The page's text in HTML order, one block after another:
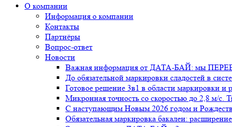
О компании
Информация о компании
Контакты
Партнёры
Вопрос-ответ
Новости
Важная информация от ДАТА-БАЙ: мы
До обязательной маркировки сладостей в
Готовое решение 3в1 в области маркировки и
Микронная точность со скоростью до 2,8 м/с.
С наступающим Новым 2026 годом и
Обязательная маркировка бакалеи: